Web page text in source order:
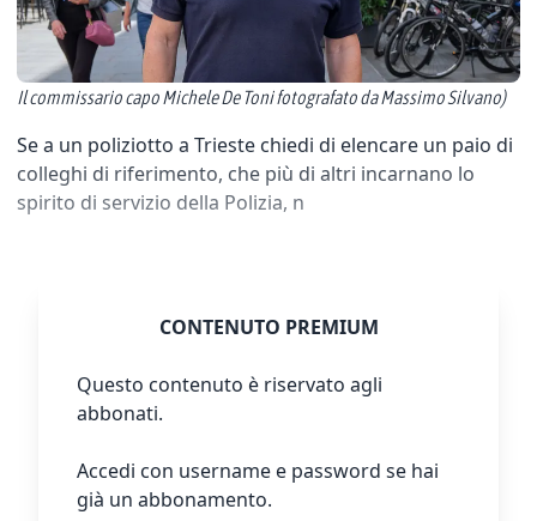
Il commissario capo Michele De Toni fotografato da Massimo Silvano)
Se a un poliziotto a Trieste chiedi di elencare un paio di
colleghi di riferimento, che più di altri incarnano lo
spirito di servizio della Polizia, n
CONTENUTO PREMIUM
Questo contenuto è riservato agli
abbonati.
Accedi con username e password se hai
già un abbonamento.